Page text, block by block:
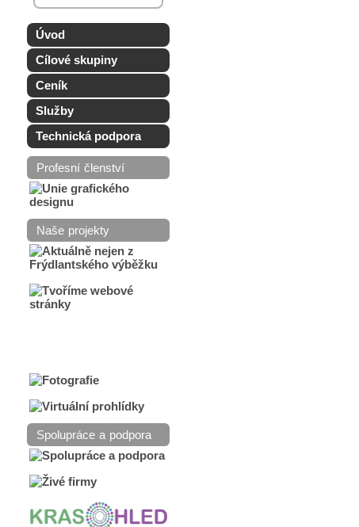
Úvod
Cílové skupiny
Ceník
Služby
Technická podpora
Profesní členství
Naše projekty
Spolupráce a podpora